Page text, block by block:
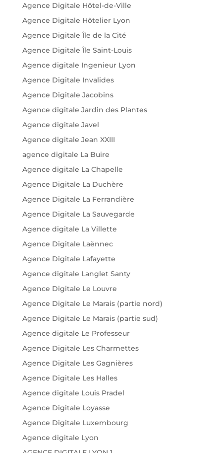
Agence Digitale Hôtel-de-Ville
Agence Digitale Hôtelier Lyon
Agence Digitale Île de la Cité
Agence Digitale Île Saint-Louis
Agence digitale Ingenieur Lyon
Agence Digitale Invalides
Agence Digitale Jacobins
Agence digitale Jardin des Plantes
Agence digitale Javel
Agence digitale Jean XXIII
agence digitale La Buire
Agence digitale La Chapelle
Agence Digitale La Duchère
Agence Digitale La Ferrandière
Agence Digitale La Sauvegarde
Agence digitale La Villette
Agence Digitale Laënnec
Agence Digitale Lafayette
Agence digitale Langlet Santy
Agence Digitale Le Louvre
Agence Digitale Le Marais (partie nord)
Agence Digitale Le Marais (partie sud)
Agence digitale Le Professeur
Agence Digitale Les Charmettes
Agence Digitale Les Gagnières
Agence Digitale Les Halles
Agence digitale Louis Pradel
Agence Digitale Loyasse
Agence Digitale Luxembourg
Agence digitale Lyon